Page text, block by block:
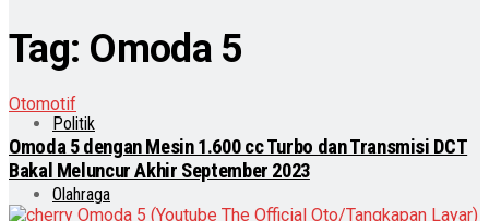
Politik
Olahraga
Tag: Omoda 5
Otomotif
Omoda 5 dengan Mesin 1.600 cc Turbo dan Transmisi DCT
Bakal Meluncur Akhir September 2023